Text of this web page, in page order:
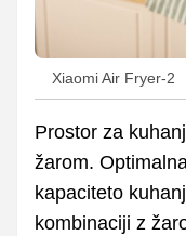
Xiaomi Air Fryer-2
Prostor za
žarom.
kapaciteto
kombinaciji z